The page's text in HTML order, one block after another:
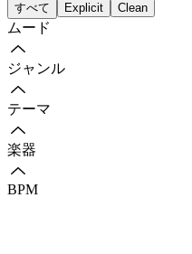
すべて Explicit Clean
ムード
ジャンル
テーマ
楽器
BPM